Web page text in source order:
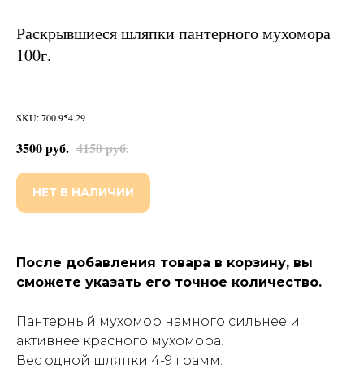
Раскрывшиеся шляпки пантерного мухомора
100г.
SKU: 700.954.29
3500руб. 4150руб.
НЕТ В НАЛИЧИИ
После добавления товара в корзину, вы
сможете указать его точное количество.
Пантерный мухомор намного сильнее и
активнее красного мухомора!
Вес одной шляпки 4-9 грамм.